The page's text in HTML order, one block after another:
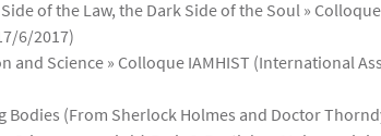
of the Law, the Dark Side of the Soul »
6/2017)
and Science » Colloque IAMHIST (International
Bodies (From Sherlock Holmes and Doctor